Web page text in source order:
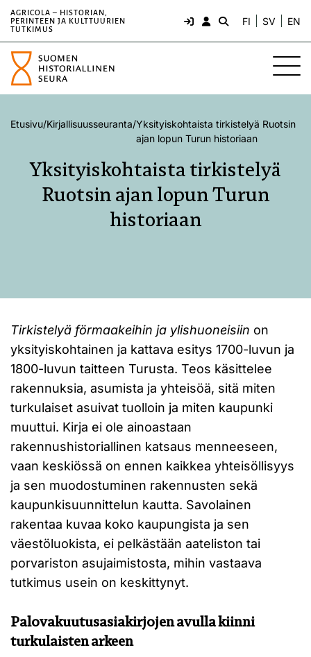
AGRICOLA – HISTORIAN,
PERINTEEN JA KULTTUURIEN
TUTKIMUS
FI SV EN
Etusivu/Kirjallisuusseuranta/Yksityiskohtaista tirkistelyä Ruotsin
ajan lopun Turun historiaan
Yksityiskohtaista tirkistelyä
Ruotsin ajan lopun Turun
historiaan
Tirkistelyä förmaakeihin ja ylishuoneisiin on
yksityiskohtainen ja kattava esitys 1700-luvun ja
1800-luvun taitteen Turusta. Teos käsittelee
rakennuksia, asumista ja yhteisöä, sitä miten
turkulaiset asuivat tuolloin ja miten kaupunki
muuttui. Kirja ei ole ainoastaan
rakennushistoriallinen katsaus menneeseen,
vaan keskiössä on ennen kaikkea yhteisöllisyys
ja sen muodostuminen rakennusten sekä
kaupunkisuunnittelun kautta. Savolainen
rakentaa kuvaa koko kaupungista ja sen
väestöluokista, ei pelkästään aateliston tai
porvariston asujaimistosta, mihin vastaava
tutkimus usein on keskittynyt.
Palovakuutusasiakirjojen avulla kiinni
turkulaisten arkeen